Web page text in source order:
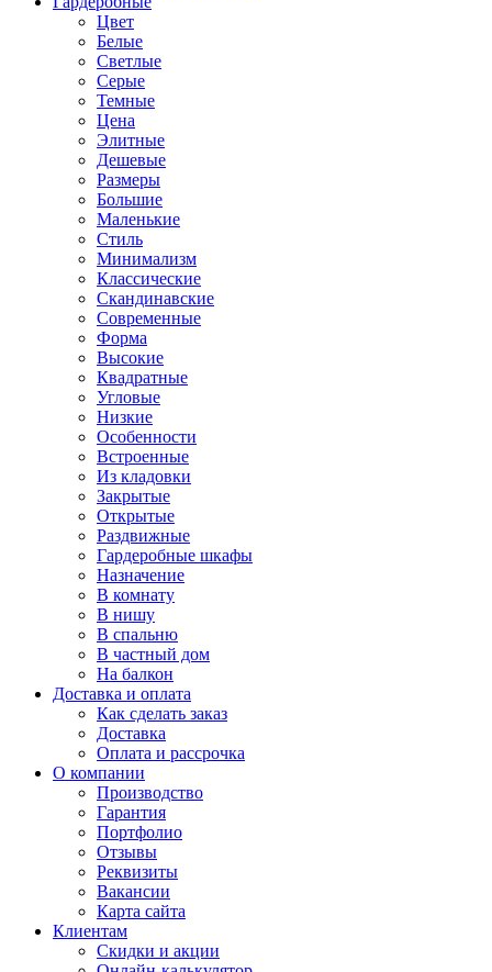
Цвет
Белые
Светлые
Серые
Темные
Цена
Элитные
Дешевые
Размеры
Большие
Маленькие
Стиль
Минимализм
Классические
Скандинавские
Современные
Форма
Высокие
Квадратные
Угловые
Низкие
Особенности
Встроенные
Из кладовки
Закрытые
Открытые
Раздвижные
Гардеробные шкафы
Назначение
В комнату
В нишу
В спальню
В частный дом
На балкон
Доставка и оплата
Как сделать заказ
Доставка
Оплата и рассрочка
О компании
Производство
Гарантия
Портфолио
Отзывы
Реквизиты
Вакансии
Карта сайта
Клиентам
Скидки и акции